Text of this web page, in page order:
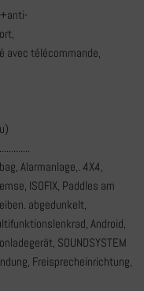
avec télécommande,
Alarmanlage,. 4X4,
ISOFIX, Paddles am
abgedunkelt,
Android,
SOUNDSYSTEM
Freisprecheinrichtung,